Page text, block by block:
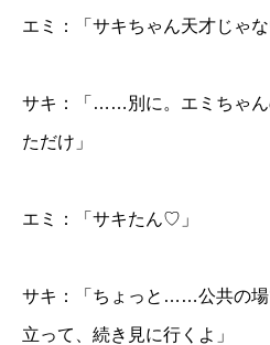
エミ：「サキちゃん天才じゃな
サキ：「……別に。エミちゃん
ただけ」
エミ：「サキたん♡」
サキ：「ちょっと……公共の場
立って、続き見に行くよ」